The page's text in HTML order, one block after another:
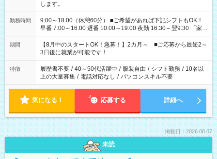
します。
勤務時間
9:00～18:00（休憩60分） ■ご希望があれば下記シフトもOK！
早番 7:00～16:00 遅番 10:00～19:00 夜勤 16:30～翌9:30 「家族
と休みを合わせたい」 「余裕を持って夕飯の準備がしたい」
「できれば残業はしたくない」 など、ご希望を教えてください
ね。 ※Wワーク希望の方へ 今ご覧のお仕事で希望する勤務時間
と、もう1つのお仕事の勤務時間。 合計で週40時間を超える場
合は応募できません。
期間
【8月中のスタートOK！急募！】2カ月～ ■ご応募から最短2～
3日後に就業が可能です！
特徴 履歴書不要 / 40～50代活躍中 / 服装自由 / シフト勤務 / 10名以
上の大量募集 / 電話対応なし / パソコンスキル不要
気になる！ 応募する 詳細へ
掲載日：2026.08.07
未読